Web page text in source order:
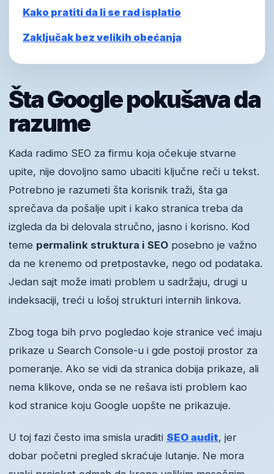
Kako pratiti da li se rad isplatio
Zaključak bez velikih obećanja
Šta Google pokušava da
razume
Kada radimo SEO za firmu koja očekuje stvarne
upite, nije dovoljno samo ubaciti ključne reči u tekst.
Potrebno je razumeti šta korisnik traži, šta ga
sprečava da pošalje upit i kako stranica treba da
izgleda da bi delovala stručno, jasno i korisno. Kod
teme permalink struktura i SEO posebno je važno
da ne krenemo od pretpostavke, nego od podataka.
Jedan sajt može imati problem u sadržaju, drugi u
indeksaciji, treći u lošoj strukturi internih linkova.
Zbog toga bih prvo pogledao koje stranice već imaju
prikaze u Search Console-u i gde postoji prostor za
pomeranje. Ako se vidi da stranica dobija prikaze, ali
nema klikove, onda se ne rešava isti problem kao
kod stranice koju Google uopšte ne prikazuje.
U toj fazi često ima smisla uraditi SEO audit, jer
dobar početni pregled skraćuje lutanje. Ne mora